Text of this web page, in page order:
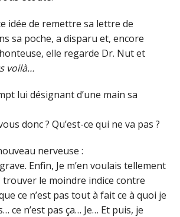
idée de remettre sa lettre de
sa poche, a disparu et, encore
elle regarde Dr. Nut et
voilà…
lui désignant d’une main sa
donc ? Qu’est-ce qui ne va pas ?
nerveuse :
Enfin, Je m’en voulais tellement
trouver le moindre indice contre
ce n’est pas tout à fait ce à quoi je
ce n’est pas ça… Je… Et puis, je